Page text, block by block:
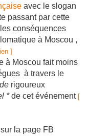
avec le slogan
passant par cette
conséquences
à Moscou ,
]
à Moscou fait moins
à travers le
rigoureux
*de cet événement [
la page FB